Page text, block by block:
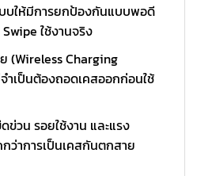
บให้มีการยกป้องกันแบบพอดี
ใช้งานจริง
(Wireless Charging
ำเป็นต้องถอดเคสออกก่อนใช้
ข่วน รอยใช้งาน และแรง
ว่าการเป็นเคสกันตกสาย